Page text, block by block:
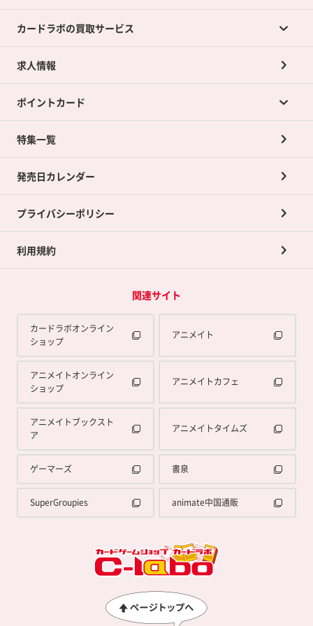
カードラボの買取サービス
カードラボの買取サービスTOP
店舗買取について
ネット買取について
買取承諾書について
求人情報
ポイントカード
ポイントカードTOP
ポイント交換景品
特集一覧
発売日カレンダー
プライバシーポリシー
利用規約
関連サイト
カードラボオンライン
ショップ
アニメイト
アニメイトオンライン
ショップ
アニメイトカフェ
アニメイトブックスト
ア
アニメイトタイムズ
ゲーマーズ 書泉
SuperGroupies animate中国通販